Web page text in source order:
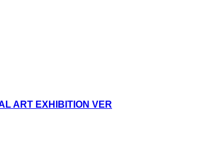
ART EXHIBITION VER